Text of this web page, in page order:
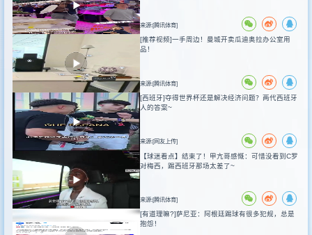
来源:[腾讯体育]
[推荐视频]一手周边！曼城开卖瓜迪奥拉办公室用
品！
来源:[腾讯体育]
[西班牙]夺得世界杯还是解决经济问题？两代西班牙
人的答案~
来源:[网友上传]
【球迷看点】结束了！甲亢哥感慨：可惜没看到C罗
对梅西，踢西班牙那场太差了~
来源:[腾讯体育]
[有道理嘛?]萨尼亚：阿根廷踢球有很多犯规，总是
抱怨！